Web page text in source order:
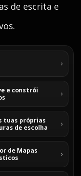
de escrita e
e constrói
tuas próprias
de escolha
de Mapas